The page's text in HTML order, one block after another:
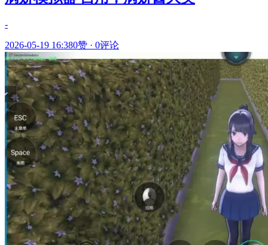
-
2026-05-19 16:380赞 · 0评论